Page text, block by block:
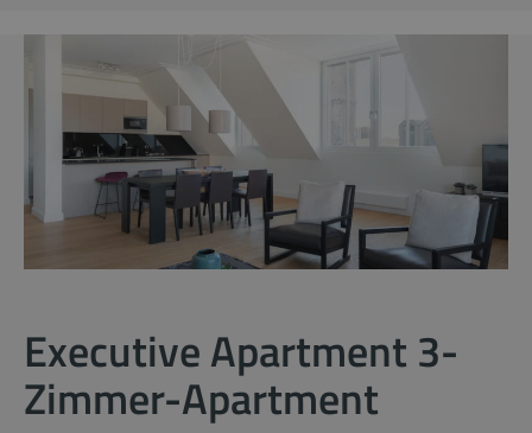
Executive Apartment 3-
Zimmer-Apartment